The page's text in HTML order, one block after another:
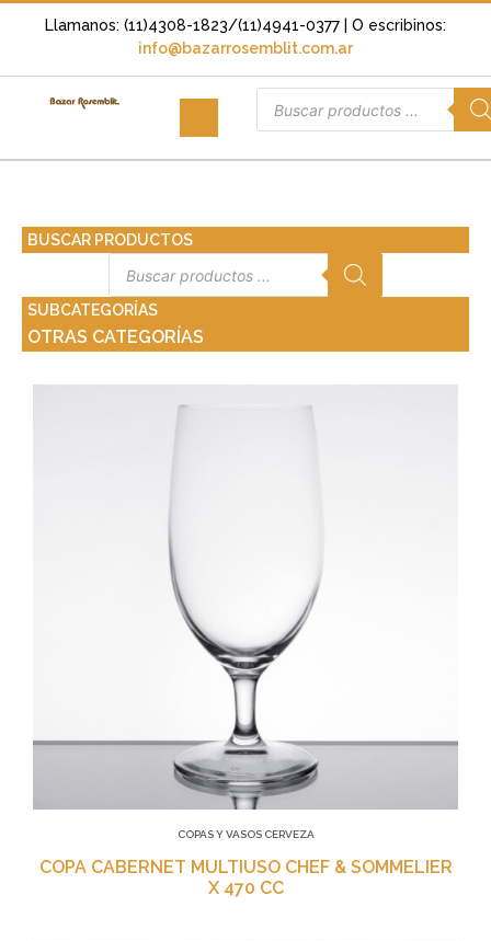
Llamanos: (11)4308-1823/(11)4941-0377
| O escribinos:
info@bazarrosemblit.com.ar
BUSCAR PRODUCTOS
SUBCATEGORÍAS
OTRAS CATEGORÍAS
COPAS Y VASOS CERVEZA
COPA CABERNET MULTIUSO CHEF & SOMMELIER
X 470 CC